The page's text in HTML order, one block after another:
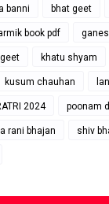
banni bhat geet
book pdf
khatu shyam
kusum chauhan
2024 poonam
rani bhajan shiv